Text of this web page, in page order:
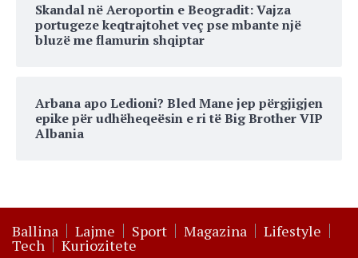
Skandal në Aeroportin e Beogradit: Vajza
portugeze keqtrajtohet veç pse mbante një
bluzë me flamurin shqiptar
Arbana apo Ledioni? Bled Mane jep përgjigjen
epike për udhëheqeësin e ri të Big Brother VIP
Albania
Ballina Lajme Sport Magazina Lifestyle
Tech Kuriozitete